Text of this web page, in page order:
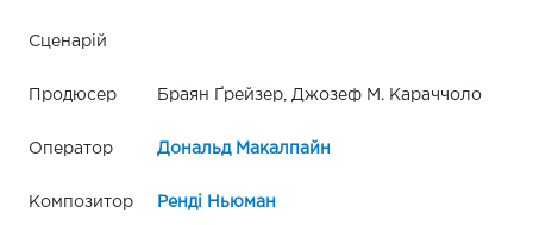
Сценарій
Продюсер Браян Ґрейзер, Джозеф М. Караччоло
Оператор Дональд Макалпайн
Композитор Ренді Ньюман